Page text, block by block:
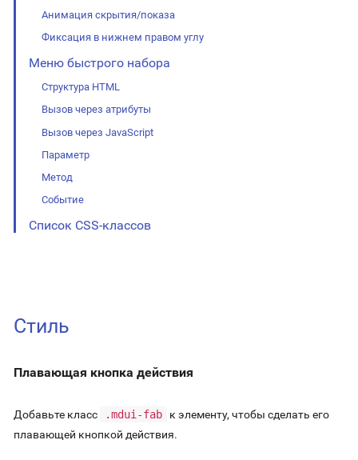
Анимация скрытия/показа
Фиксация в нижнем правом углу
Меню быстрого набора
Структура HTML
Вызов через атрибуты
Вызов через JavaScript
Параметр
Метод
Событие
Список CSS-классов
Стиль
Плавающая кнопка действия
Добавьте класс .mdui-fab
к элементу, чтобы сделать его
плавающей кнопкой действия.